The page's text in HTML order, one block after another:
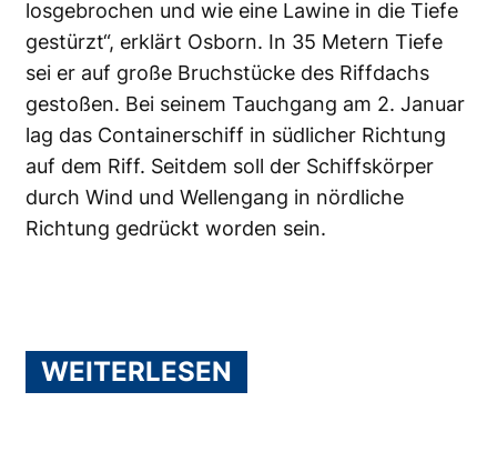
losgebrochen und wie eine Lawine in die Tiefe
gestürzt“, erklärt Osborn. In 35 Metern Tiefe
sei er auf große Bruchstücke des Riffdachs
gestoßen. Bei seinem Tauchgang am 2. Januar
lag das Containerschiff in südlicher Richtung
auf dem Riff. Seitdem soll der Schiffskörper
durch Wind und Wellengang in nördliche
Richtung gedrückt worden sein.
WEITERLESEN